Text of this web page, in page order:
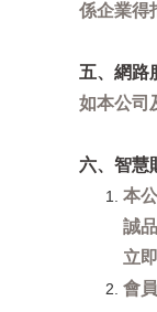
係企業得
五、網路
如本公司
六、智慧
本
誠
立
會